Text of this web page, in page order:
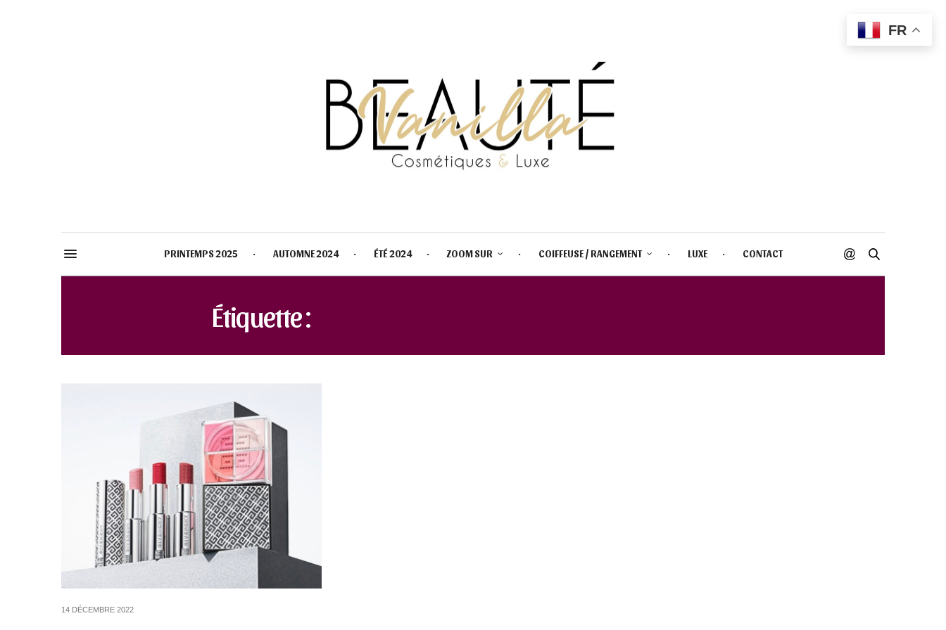
PRINTEMPS 2025 AUTOMNE 2024 ÉTÉ 2024 ZOOM SUR COIFFEUSE / RANGEMENT LUXE CONTACT
Étiquette :
14 DÉCEMBRE 2022
FR